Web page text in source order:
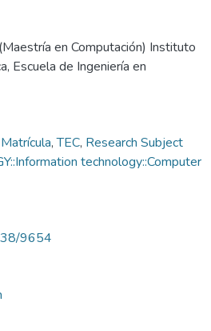
en Computación) Instituto
Escuela de Ingeniería en
Matrícula,TEC, Research Subject
technology::Computer
9654